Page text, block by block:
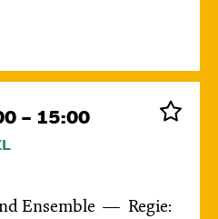
– 15:00
Ensemble Regie: